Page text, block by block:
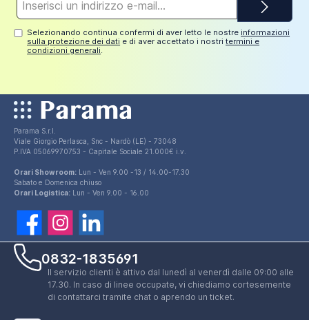
e-
Selezionando continua confermi di aver letto le nostreinformazioni
sulla protezione dei dati e di aver accettato i nostritermini e
condizioni generali.
Parama S.r.l.
Viale Giorgio Perlasca, Snc - Nardò (LE) - 73048
P.IVA 05069970753 - Capitale Sociale 21.000€ i.v.
Orari Showroom: Lun - Ven 9.00 -13 / 14.00-17.30
Sabato e Domenica chiuso
Orari Logistica: Lun - Ven 9.00 - 16.00
0832-1835691
Il servizio clienti è attivo dal lunedì al venerdì dalle 09:00 alle
17.30. In caso di linee occupate, vi chiediamo cortesemente
di contattarci tramite chat o aprendo un ticket.